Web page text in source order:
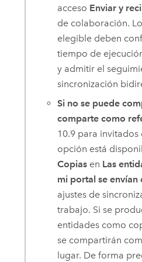
acceso Enviar y
de colaboración.
elegible deben
tiempo de
y admitir el
sincronización
Si no se puede
comparte como
10.9 para
opción está
Copias en Las
mi portal se envían
ajustes de
trabajo. Si se
entidades como
se compartirán
lugar. De forma